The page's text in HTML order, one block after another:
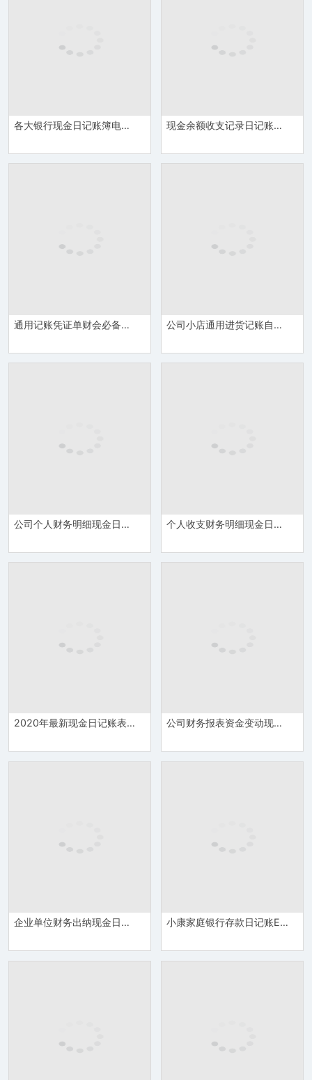
各大银行现金日记账簿电子表格Excel模板 现金余额收支记录日记账管理表Excel模板
通用记账凭证单财会必备表格Excel模板 公司小店通用进货记账自动化表格Excel模板
公司个人财务明细现金日记账详情报表Excel模板 个人收支财务明细现金日记账Excel模板
2020年最新现金日记账表费用明细表Excel模板 公司财务报表资金变动现金日记账表Excel模板
企业单位财务出纳现金日记账填写表格Excel模板 小康家庭银行存款日记账Excel模板